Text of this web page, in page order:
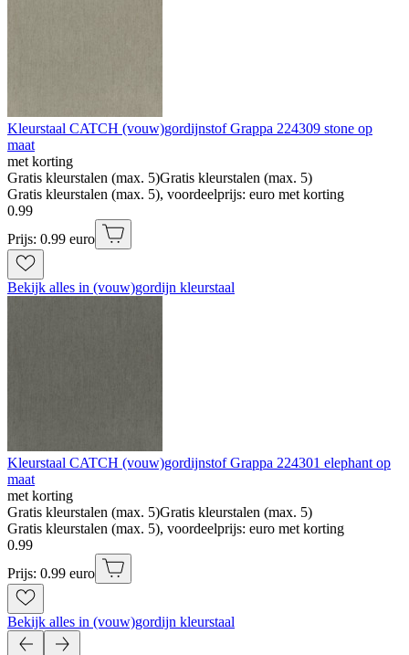
Kleurstaal CATCH (vouw)gordijnstof Grappa 224309 stone op
maat
met korting
Gratis kleurstalen (max. 5)Gratis kleurstalen (max. 5)
Gratis kleurstalen (max. 5), voordeelprijs: euro met korting
0.99
Prijs: 0.99 euro
Bekijk alles in (vouw)gordijn kleurstaal
Kleurstaal CATCH (vouw)gordijnstof Grappa 224301 elephant op
maat
met korting
Gratis kleurstalen (max. 5)Gratis kleurstalen (max. 5)
Gratis kleurstalen (max. 5), voordeelprijs: euro met korting
0.99
Prijs: 0.99 euro
Bekijk alles in (vouw)gordijn kleurstaal